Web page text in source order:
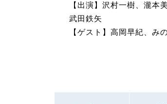
【出演】沢村一樹、瀧本
武田鉄矢
【ゲスト】高岡早紀、み